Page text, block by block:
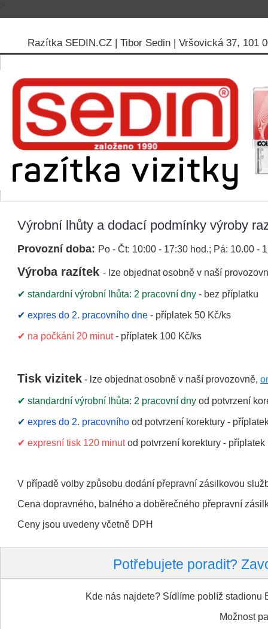
>
Razítka SEDIN.CZ | Tibor Sedin | Vršovická 37, 101
Výrobní lhůty a dodací podmínky výroby
Provozní doba: Po - Čt: 10:00 - 17:30 hod.; Pá: 10.00 -
Výroba razítek - lze objednat osobně v naší
✔ standardní výrobní lhůta: 2 pracovní dny - bez příplatku
✔ expres do 2. pracovního dne - příplatek 50 Kč/ks
✔ na počkání 20 minut- příplatek 100 Kč/ks
Tisk vizitek - lze objednat osobně v naší provozovně,
✔ standardní výrobní lhůta: 2 pracovní dny od potvrzení
✔ expres do 2. pracovního od potvrzení korektury -
✔ expresní tisk 120 minutod potvrzení korektury -
V případě volby způsobu dodání přepravní zásilkovou
Cena dopravného, balného a doběrečného přepravní
Ceny jsou uvedeny včetně DPH
Kde nás najdete? Sídlíme poblíž stadionu
Možnost
Potřebujete poradit?